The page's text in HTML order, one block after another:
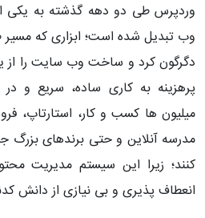
وردپرس طی دو دهه گذشته به یکی
وب تبدیل شده است؛ ابزاری که
دگرگون کرد و ساخت وب‌ سایت را از
پرهزینه به کاری ساده، سریع و
میلیون‌ ها کسب‌ و کار، استارتاپ،
مدرسه آنلاین و حتی برندهای بزرگ
کنند؛ زیرا این سیستم مدیریت
انعطاف‌ پذیری و بی‌ نیازی از دانش